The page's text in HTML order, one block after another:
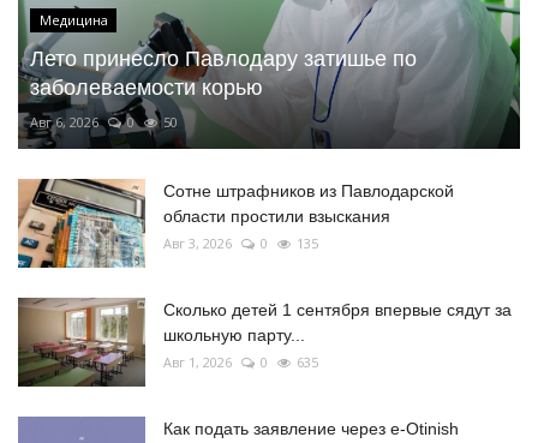
Медицина
Лето принесло Павлодару затишье по
заболеваемости корью
Авг 6, 2026 0 50
Сотне штрафников из Павлодарской
области простили взыскания
Авг 3, 2026 0 135
Сколько детей 1 сентября впервые сядут за
школьную парту...
Авг 1, 2026 0 635
Как подать заявление через e-Otinish